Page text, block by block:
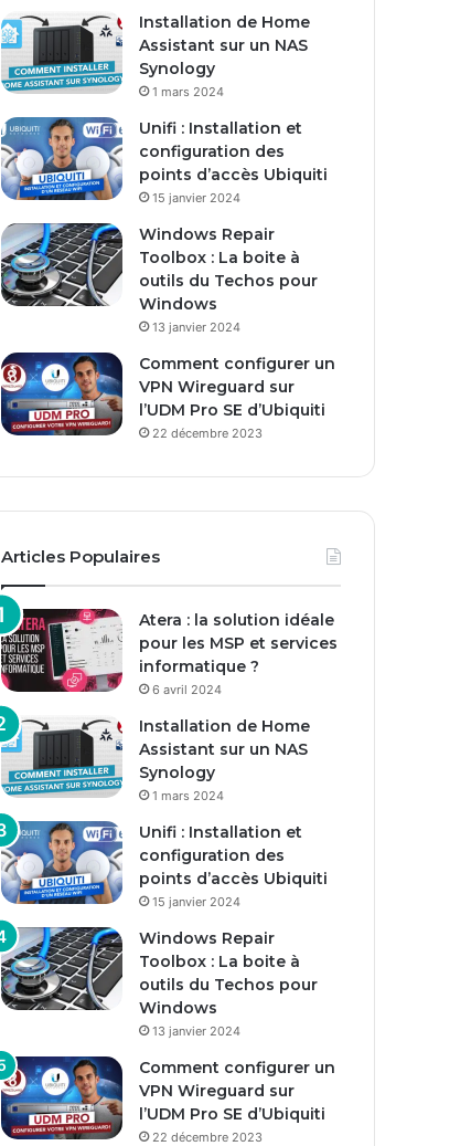
Installation de Home
Assistant sur un NAS
Synology
1 mars 2024
Unifi : Installation et
configuration des
points d’accès Ubiquiti
15 janvier 2024
Windows Repair
Toolbox : La boite à
outils du Techos pour
Windows
13 janvier 2024
Comment configurer un
VPN Wireguard sur
l’UDM Pro SE d’Ubiquiti
22 décembre 2023
Articles Populaires
Atera : la solution idéale
pour les MSP et services
informatique ?
6 avril 2024
Installation de Home
Assistant sur un NAS
Synology
1 mars 2024
Unifi : Installation et
configuration des
points d’accès Ubiquiti
15 janvier 2024
Windows Repair
Toolbox : La boite à
outils du Techos pour
Windows
13 janvier 2024
Comment configurer un
VPN Wireguard sur
l’UDM Pro SE d’Ubiquiti
22 décembre 2023